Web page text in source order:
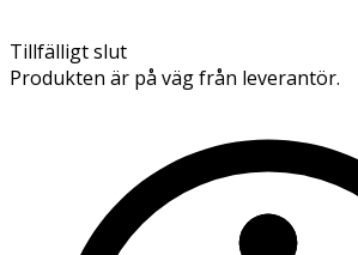
Tillfälligt slut
Produkten är på väg från leverantör.